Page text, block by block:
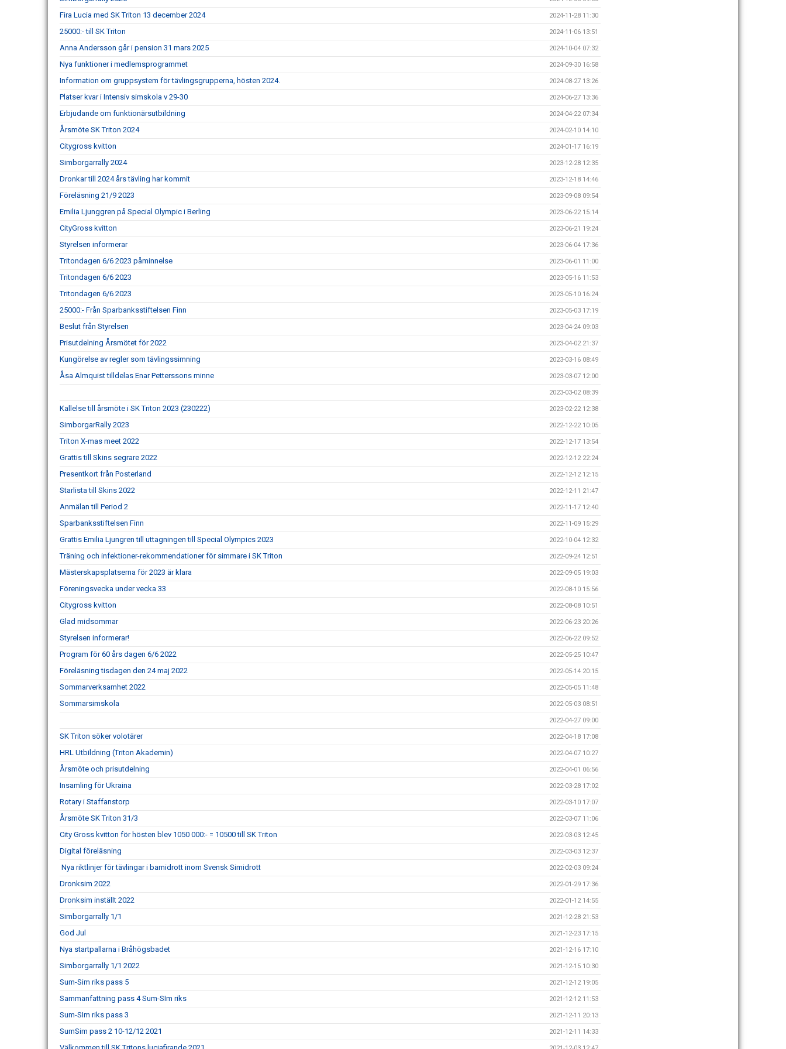
Fira Lucia med SK Triton 13 december 2024 2024-11-28 11:30
25000:- till SK Triton 2024-11-06 13:51
Anna Andersson går i pension 31 mars 2025 2024-10-04 07:32
Nya funktioner i medlemsprogrammet 2024-09-30 16:58
Information om gruppsystem för tävlingsgrupperna, hösten 2024. 2024-08-27 13:26
Platser kvar i Intensiv simskola v 29-30 2024-06-27 13:36
Erbjudande om funktionärsutbildning 2024-04-22 07:34
Årsmöte SK Triton 2024 2024-02-10 14:10
Citygross kvitton 2024-01-17 16:19
Simborgarrally 2024 2023-12-28 12:35
Dronkar till 2024 års tävling har kommit 2023-12-18 14:46
Föreläsning 21/9 2023 2023-09-08 09:54
Emilia Ljunggren på Special Olympic i Berling 2023-06-22 15:14
CityGross kvitton 2023-06-21 19:24
Styrelsen informerar 2023-06-04 17:36
Tritondagen 6/6 2023 påminnelse 2023-06-01 11:00
Tritondagen 6/6 2023 2023-05-16 11:53
Tritondagen 6/6 2023 2023-05-10 16:24
25000:- Från Sparbanksstiftelsen Finn 2023-05-03 17:19
Beslut från Styrelsen 2023-04-24 09:03
Prisutdelning Årsmötet för 2022 2023-04-02 21:37
Kungörelse av regler som tävlingssimning 2023-03-16 08:49
Åsa Almquist tilldelas Enar Petterssons minne 2023-03-07 12:00
2023-03-02 08:39
Kallelse till årsmöte i SK Triton 2023 (230222) 2023-02-22 12:38
SimborgarRally 2023 2022-12-22 10:05
Triton X-mas meet 2022 2022-12-17 13:54
Grattis till Skins segrare 2022 2022-12-12 22:24
Presentkort från Posterland 2022-12-12 12:15
Starlista till Skins 2022 2022-12-11 21:47
Anmälan till Period 2 2022-11-17 12:40
Sparbanksstiftelsen Finn 2022-11-09 15:29
Grattis Emilia Ljungren till uttagningen till Special Olympics 2023 2022-10-04 12:32
Träning och infektioner-rekommendationer för simmare i SK Triton 2022-09-24 12:51
Mästerskapsplatserna för 2023 är klara 2022-09-05 19:03
Föreningsvecka under vecka 33 2022-08-10 15:56
Citygross kvitton 2022-08-08 10:51
Glad midsommar 2022-06-23 20:26
Styrelsen informerar! 2022-06-22 09:52
Program för 60 års dagen 6/6 2022 2022-05-25 10:47
Föreläsning tisdagen den 24 maj 2022 2022-05-14 20:15
Sommarverksamhet 2022 2022-05-05 11:48
Sommarsimskola 2022-05-03 08:51
2022-04-27 09:00
SK Triton söker volotärer 2022-04-18 17:08
HRL Utbildning (Triton Akademin) 2022-04-07 10:27
Årsmöte och prisutdelning 2022-04-01 06:56
Insamling för Ukraina 2022-03-28 17:02
Rotary i Staffanstorp 2022-03-10 17:07
Årsmöte SK Triton 31/3 2022-03-07 11:06
City Gross kvitton för hösten blev 1050 000:- = 10500 till SK Triton 2022-03-03 12:45
Digital föreläsning 2022-03-03 12:37
Nya riktlinjer för tävlingar i barnidrott inom Svensk Simidrott 2022-02-03 09:24
Dronksim 2022 2022-01-29 17:36
Dronksim inställt 2022 2022-01-12 14:55
Simborgarrally 1/1 2021-12-28 21:53
God Jul 2021-12-23 17:15
Nya startpallarna i Bråhögsbadet 2021-12-16 17:10
Simborgarrally 1/1 2022 2021-12-15 10:30
Sum-Sim riks pass 5 2021-12-12 19:05
Sammanfattning pass 4 Sum-SIm riks 2021-12-12 11:53
Sum-SIm riks pass 3 2021-12-11 20:13
SumSim pass 2 10-12/12 2021 2021-12-11 14:33